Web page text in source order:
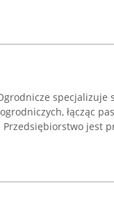
specjalizuje
łącząc
jest